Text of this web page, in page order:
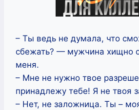
– Ты ведь не думала, что
сбежать? — мужчина хищно
меня.
– Мне не нужно твое
принадлежу тебе! Я не твоя
– Нет, не заложница. Ты –